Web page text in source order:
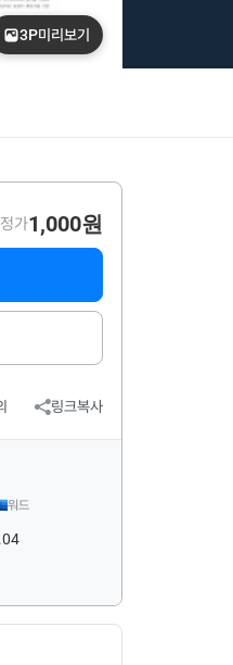
3P미리보기
정가1,000원
링크복사
워드